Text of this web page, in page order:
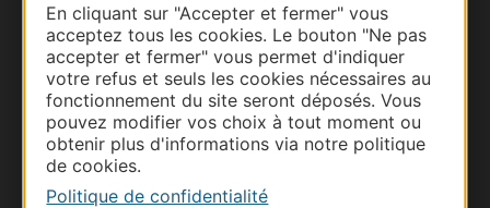
En cliquant sur "Accepter et fermer" vous
acceptez tous les cookies. Le bouton "Ne pas
accepter et fermer" vous permet d'indiquer
votre refus et seuls les cookies nécessaires au
fonctionnement du site seront déposés. Vous
pouvez modifier vos choix à tout moment ou
obtenir plus d'informations via notre politique
de cookies.
Politique de confidentialité
Thermalisme
Business/Mice
Pros d'Occitanie
Site presse et d'influence